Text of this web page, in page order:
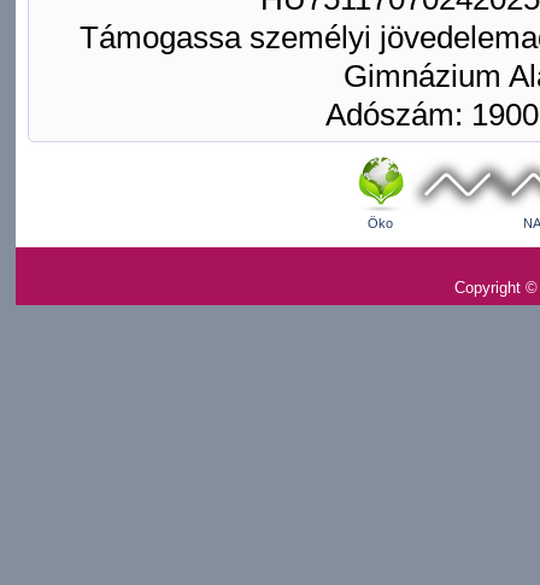
Támogassa személyi
Gimnázium
Adószám:
Öko
Copyright